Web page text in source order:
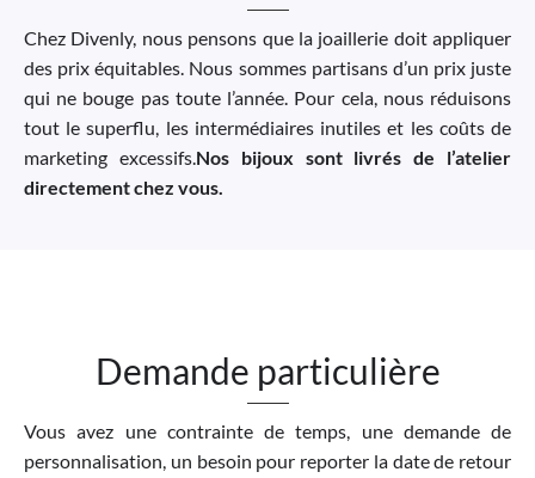
Chez Divenly, nous pensons que la joaillerie doit appliquer
des prix équitables. Nous sommes partisans d’un prix juste
qui ne bouge pas toute l’année. Pour cela, nous réduisons
tout le superflu, les intermédiaires inutiles et les coûts de
marketing excessifs. Nos bijoux sont livrés de l’atelier
directement chez vous.
Demande particulière
Vous avez une contrainte de temps, une demande de
personnalisation, un besoin pour reporter la date de retour